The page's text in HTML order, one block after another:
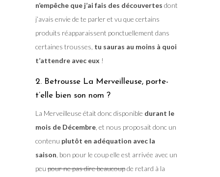
n’empêche que j’ai fais des découvertes dont
j’avais envie de te parler et vu que certains
produits réapparaissent ponctuellement dans
certaines trousses, tu sauras au moins à quoi
t’attendre avec eux !
2. Betrousse La Merveilleuse, porte-
t’elle bien son nom ?
La Merveilleuse était donc disponible durant le
mois de Décembre, et nous proposait donc un
contenu plutôt en adéquation avec la
saison , bon pour le coup elle est arrivée avec un
peupour ne pas dire beaucoupde retard à la